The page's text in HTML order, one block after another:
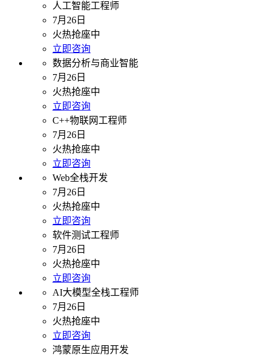
人工智能工程师
7月26日
火热抢座中
立即咨询
数据分析与商业智能
7月26日
火热抢座中
立即咨询
C++物联网工程师
7月26日
火热抢座中
立即咨询
Web全栈开发
7月26日
火热抢座中
立即咨询
软件测试工程师
7月26日
火热抢座中
立即咨询
AI大模型全栈工程师
7月26日
火热抢座中
立即咨询
鸿蒙原生应用开发